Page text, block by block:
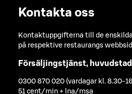
Kontakta oss
Kontaktuppgifterna till de
på respektive restaurangs
Försäljingstjänst,
0300 870 020 (vardagar kl. 8.30-
51 cent/min + lna/msa